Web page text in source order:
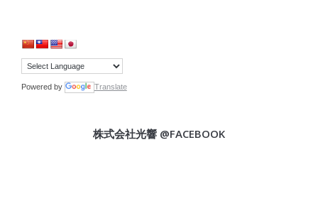
Powered by Translate
株式会社光響 @FACEBOOK